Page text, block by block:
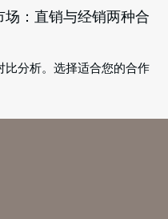
：直销与经销两种合
比分析。选择适合您的合作